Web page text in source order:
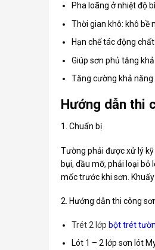
Pha loãng ở nhiệt độ
Thời gian khô: khô bề
Hạn chế tác động
Giúp sơn phủ tăng
Tăng cường khả năng
Hướng dẫn thi
1. Chuẩn bị
Tường phải được xử lý
bụi, dầu mỡ, phải loại bỏ
mốc trước khi sơn.
2. Hướng dẫn thi công
Trét 2 lớp bột trét
Lót 1 – 2 lớp sơn lót